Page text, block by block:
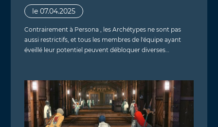
le 07.04.2025
Contrairement à Persona , les Archétypes ne sont pas
aussi restrictifs, et tous les membres de l'équipe ayant
éveillé leur potentiel peuvent débloquer diverses…